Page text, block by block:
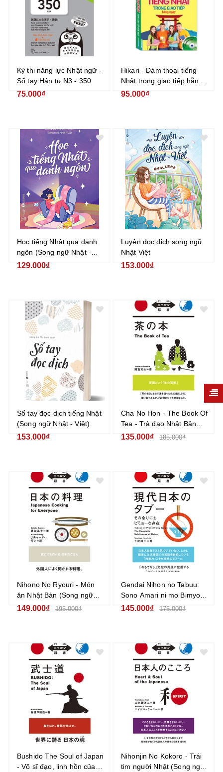
Kỳ thi năng lực Nhật ngữ -
Sổ tay Hán tự N3 - 350
75.000₫
Hikari - Đàm thoại tiếng
Nhật trong giao tiếp hằng
ngày (kèm CD)
95.000₫
Học tiếng Nhật qua danh
ngôn (Song ngữ Nhật -
Việt)
129.000₫
Luyện đọc dịch song ngữ
Nhật Việt
153.000₫
Sổ tay đọc dịch tiếng Nhật
(Song ngữ Nhật - Việt)
153.000₫
Cha No Hon - The Book Of
Tea - Trà đạo Nhật Bản
(Song Ngữ Nhật - Anh)
135.000₫ 185.000₫
Nihono No Ryouri - Món
ăn Nhật Bản (Song ngữ
Nhật - Anh)
149.000₫ 195.000₫
Gendai Nihon no Tabuu:
Sono Amari ni mo Bimyou
na Sonzai Những điều cấm
145.000₫ 175.000₫
Bushido The Soul of Japan
- Võ sĩ đạo, linh hồn của
Nihonjin No Kokoro - Trái
tim người Nhật (Song ngữ